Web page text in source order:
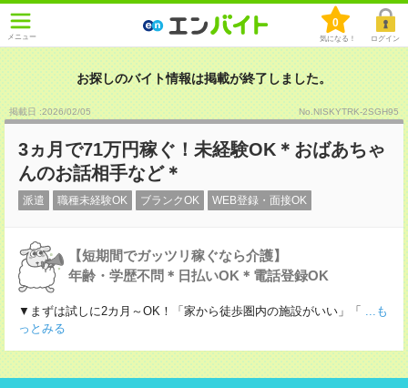
メニュー
0
気になる！ ログイン
お探しのバイト情報は掲載が終了しました。
掲載日 :2026/02/05 No.NISKYTRK-2SGH95
3ヵ月で71万円稼ぐ！未経験OK＊おばあちゃ
んのお話相手など＊
派遣 職種未経験OK ブランクOK WEB登録・面接OK
【短期間でガッツリ稼ぐなら介護】
年齢・学歴不問＊日払いOK＊電話登録OK
▼まずは試しに2カ月～OK！「家から徒歩圏内の施設がいい」「 ...も
っとみる